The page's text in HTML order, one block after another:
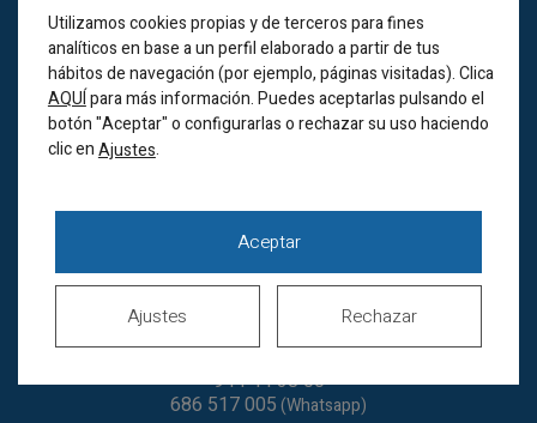
BILBAO
Horario de verano
Lunes a jueves de
8.00 a 20.00h
Sábados cerrados
944 44 38 00
686 517 005(Whatsapp)
Utilizamos cookies propias y de terceros para fines
analíticos en base a un perfil elaborado a partir de tus
hábitos de navegación (por ejemplo, páginas visitadas). Clica
AQUÍpara más información. Puedes aceptarlas pulsando el
botón "Aceptar" o configurarlas o rechazar su uso haciendo
clic enAjustes.
Aceptar
Rechazar
Ajustes